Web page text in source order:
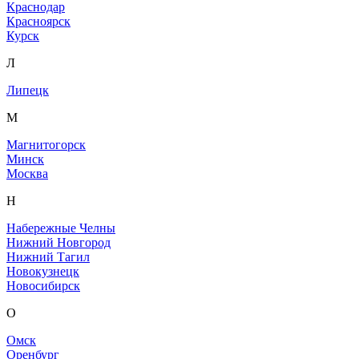
Краснодар
Красноярск
Курск
Л
Липецк
М
Магнитогорск
Минск
Москва
Н
Набережные Челны
Нижний Новгород
Нижний Тагил
Новокузнецк
Новосибирск
О
Омск
Оренбург